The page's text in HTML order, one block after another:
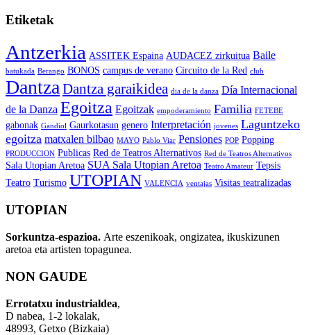
Etiketak
Antzerkia ASSITEK Espaina AUDACEZ zirkuitua Baile
batukada Berango BONOS campus de verano Circuito de la Red club
Dantza Dantza garaikidea dia de la danza Día Internacional
de la Danza Egoitza Egoitzak empoderamiento Familia FETEBE
gabonak Gandiol Gaurkotasun genero Interpretación jovenes Laguntzeko
egoitza matxalen bilbao MAYO Pablo Viar Pensiones POP Popping
PRODUCCION Publicas Red de Teatros Alternativos Red de Teatros Alternativos
Sala Utopian Aretoa SUA Sala Utopian Aretoa Teatro Amateur Tepsis
Teatro Turismo UTOPIAN VALENCIA ventajas Visitas teatralizadas
UTOPIAN
Sorkuntza-espazioa. Arte eszenikoak, ongizatea, ikuskizunen
aretoa eta artisten topagunea.
NON GAUDE
Errotatxu industrialdea,
D nabea, 1-2 lokalak,
48993, Getxo (Bizkaia)